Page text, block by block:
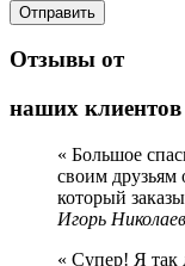
Отправить
Отзывы от
наших клиентов
Большое
своим друзьям
который
Игорь
Супер! Я так